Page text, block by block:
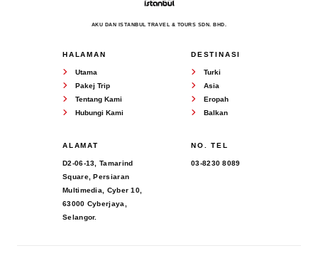
AKU DAN ISTANBUL TRAVEL & TOURS SDN. BHD.
HALAMAN
Utama
Pakej Trip
Tentang Kami
Hubungi Kami
DESTINASI
Turki
Asia
Eropah
Balkan
ALAMAT
D2-06-13, Tamarind
Square, Persiaran
Multimedia, Cyber 10,
63000 Cyberjaya,
Selangor.
NO. TEL
03-8230 8089